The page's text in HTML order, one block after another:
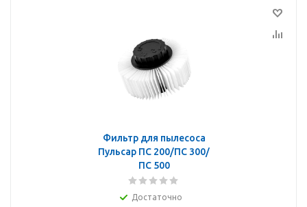
Фильтр для пылесоса
Пульсар ПС 200/ПС 300/
ПС 500
Достаточно